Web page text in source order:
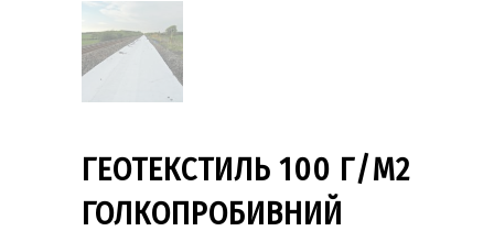
ГЕОТЕКСТИЛЬ 100 Г/М2
ГОЛКОПРОБИВНИЙ